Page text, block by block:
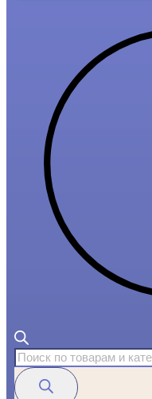
Поиск
товаров